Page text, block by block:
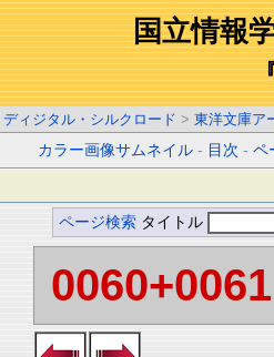
国立情報
ディジタル・シルクロード > 東洋文庫ア
カラー画像サムネイル - 目次 -ペ
ページ検索 タイトル
0060+0061